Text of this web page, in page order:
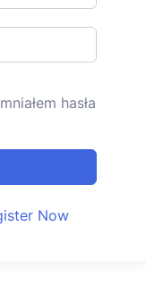
hasła
Now